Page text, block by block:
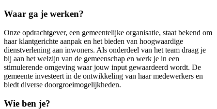
Waar ga je werken?
Onze opdrachtgever, een gemeentelijke organisatie, staat bekend om
haar klantgerichte aanpak en het bieden van hoogwaardige
dienstverlening aan inwoners. Als onderdeel van het team draag je
bij aan het welzijn van de gemeenschap en werk je in een
stimulerende omgeving waar jouw input gewaardeerd wordt. De
gemeente investeert in de ontwikkeling van haar medewerkers en
biedt diverse doorgroeimogelijkheden.
Wie ben je?